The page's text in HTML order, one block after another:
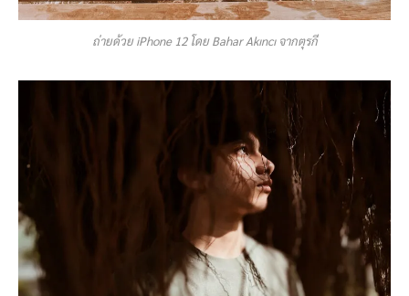
ถ่ายด้วย iPhone 12 โดย Bahar Akıncı จากตุรกี